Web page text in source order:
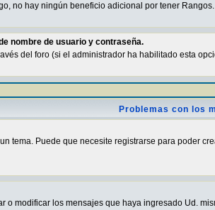
no hay ningún beneficio adicional por tener Rangos.
nombre de usuario y contraseña.
del foro (si el administrador ha habilitado esta
Problemas con los
tema. Puede que necesite registrarse para poder
o modificar los mensajes que haya ingresado Ud.